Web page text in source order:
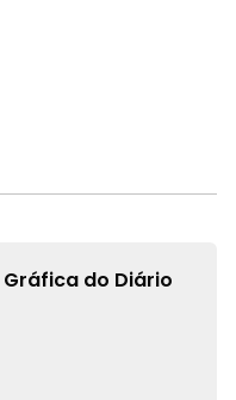
Gráfica do Diário